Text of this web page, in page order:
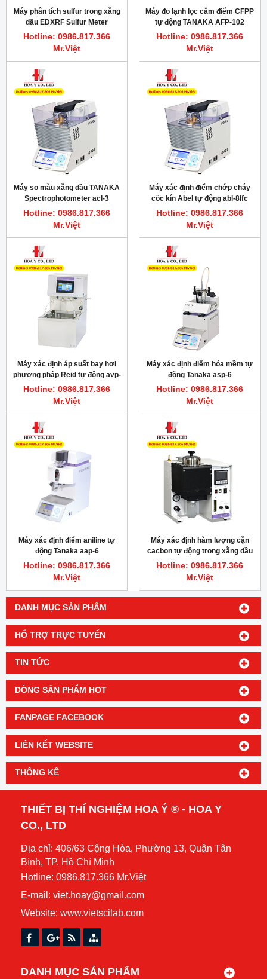
DANH MỤC SẢN PHẨM
HỔ TRỢ TRỰC TUYẾN
TIN TỨC
DÒNG SẢN PHẨM HOT
FANPAGE FACEBOOK
LIÊN KẾT WEBSITE
THỐNG KÊ
Máy phân tích sulfur trong xăng
dầu EDXRF Sulfur Meter
TANAKA RX-360SH
Hotline: 0986.817.366
Mr.Việt
Máy đo lạnh lọc cắm điểm CFPP
tự động TANAKA AFP-102
Hotline: 0986.817.366
Mr.Việt
Máy so màu xăng dầu TANAKA
Spectrophotometer acl-3
Hotline: 0986.817.366
Mr.Việt
Máy xác định điểm chớp cháy
cốc kín Abel tự động abl-8lfc
TANAKA
Hotline: 0986.817.366
Mr.Việt
Máy xác định áp suất bay hơi
phương pháp Reid tự động avp-
6 Tanaka
Hotline: 0986.817.366
Mr.Việt
Máy xác định điểm hóa mềm tự
động Tanaka asp-6
Hotline: 0986.817.366
Mr.Việt
Máy xác định điểm aniline tự
động Tanaka aap-6
Hotline: 0986.817.366
Mr.Việt
Máy xác định hàm lượng cặn
cacbon tự động trong xằng dầu
Tanaka acr-m3mk2
Hotline: 0986.817.366
Mr.Việt
THIẾT BỊ THÍ NGHIỆM HOA Ý ® - HOA Y
CO., LTD
Địa chỉ: 406/63 Cộng Hòa, Phường 13, Quận Tân
Bình, TP. Hồ Chí Minh
Hotline: 0986.817.366 Mr.Việt
E-mail: viet.hoay@gmail.com
Website: www.vietscilab.com
DANH MỤC SẢN PHẨM